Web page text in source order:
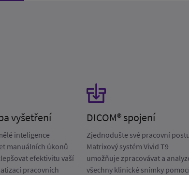
vyšetření
inteligence
manuálních úkonů
efektivitu vaší
pracovních
DICOM® spojení
Zjednodušte své pracovní
Matrixový systém Vivid T9
umožňuje zpracovávat a
všechny klinické snímky